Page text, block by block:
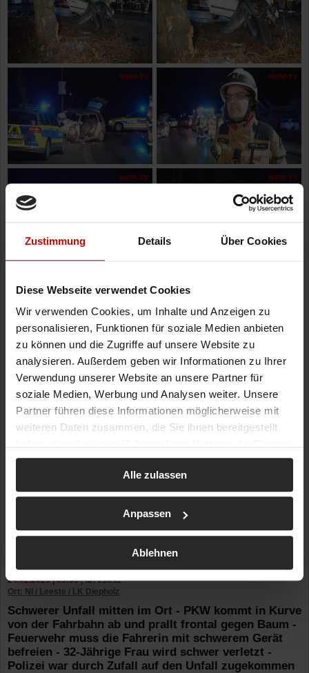
Zustimmung Details Über Cookies
Diese Webseite verwendet Cookies
Wir verwenden Cookies, um Inhalte und Anzeigen zu
personalisieren, Funktionen für soziale Medien anbieten
zu können und die Zugriffe auf unsere Website zu
analysieren. Außerdem geben wir Informationen zu Ihrer
Verwendung unserer Website an unsere Partner für
soziale Medien, Werbung und Analysen weiter. Unsere
Partner führen diese Informationen möglicherweise mit
weiteren Daten zusammen, die Sie ihnen bereitgestellt
gesammelt haben.
Alle zulassen
Anpassen
Ablehnen
24.02.2026 | 03:00| ID: 22811
Ort: NI / Leeste / LK Diepholz
Schwerer Unfall mitten im Ort - PKW kommt in Kurve
von der Fahrbahn ab und prallt frontal gegen Baum -
Feuerwehr muss die Fahrerin mit schwerem Gerät
befreien - 32-Jährige Frau wird schwer verletzt -
Polizei war durch Zufall auf den Unfall zugekommen